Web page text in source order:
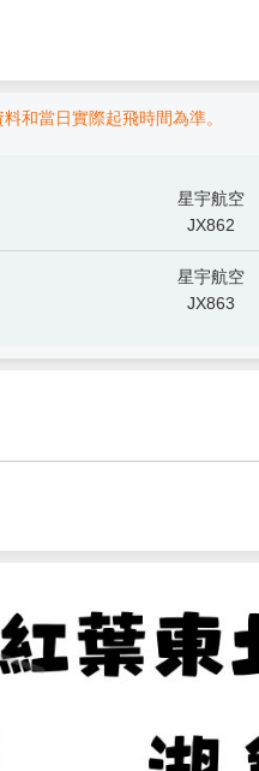
和當日實際起飛時間為準。
星宇航空
JX862
星宇航空
JX863